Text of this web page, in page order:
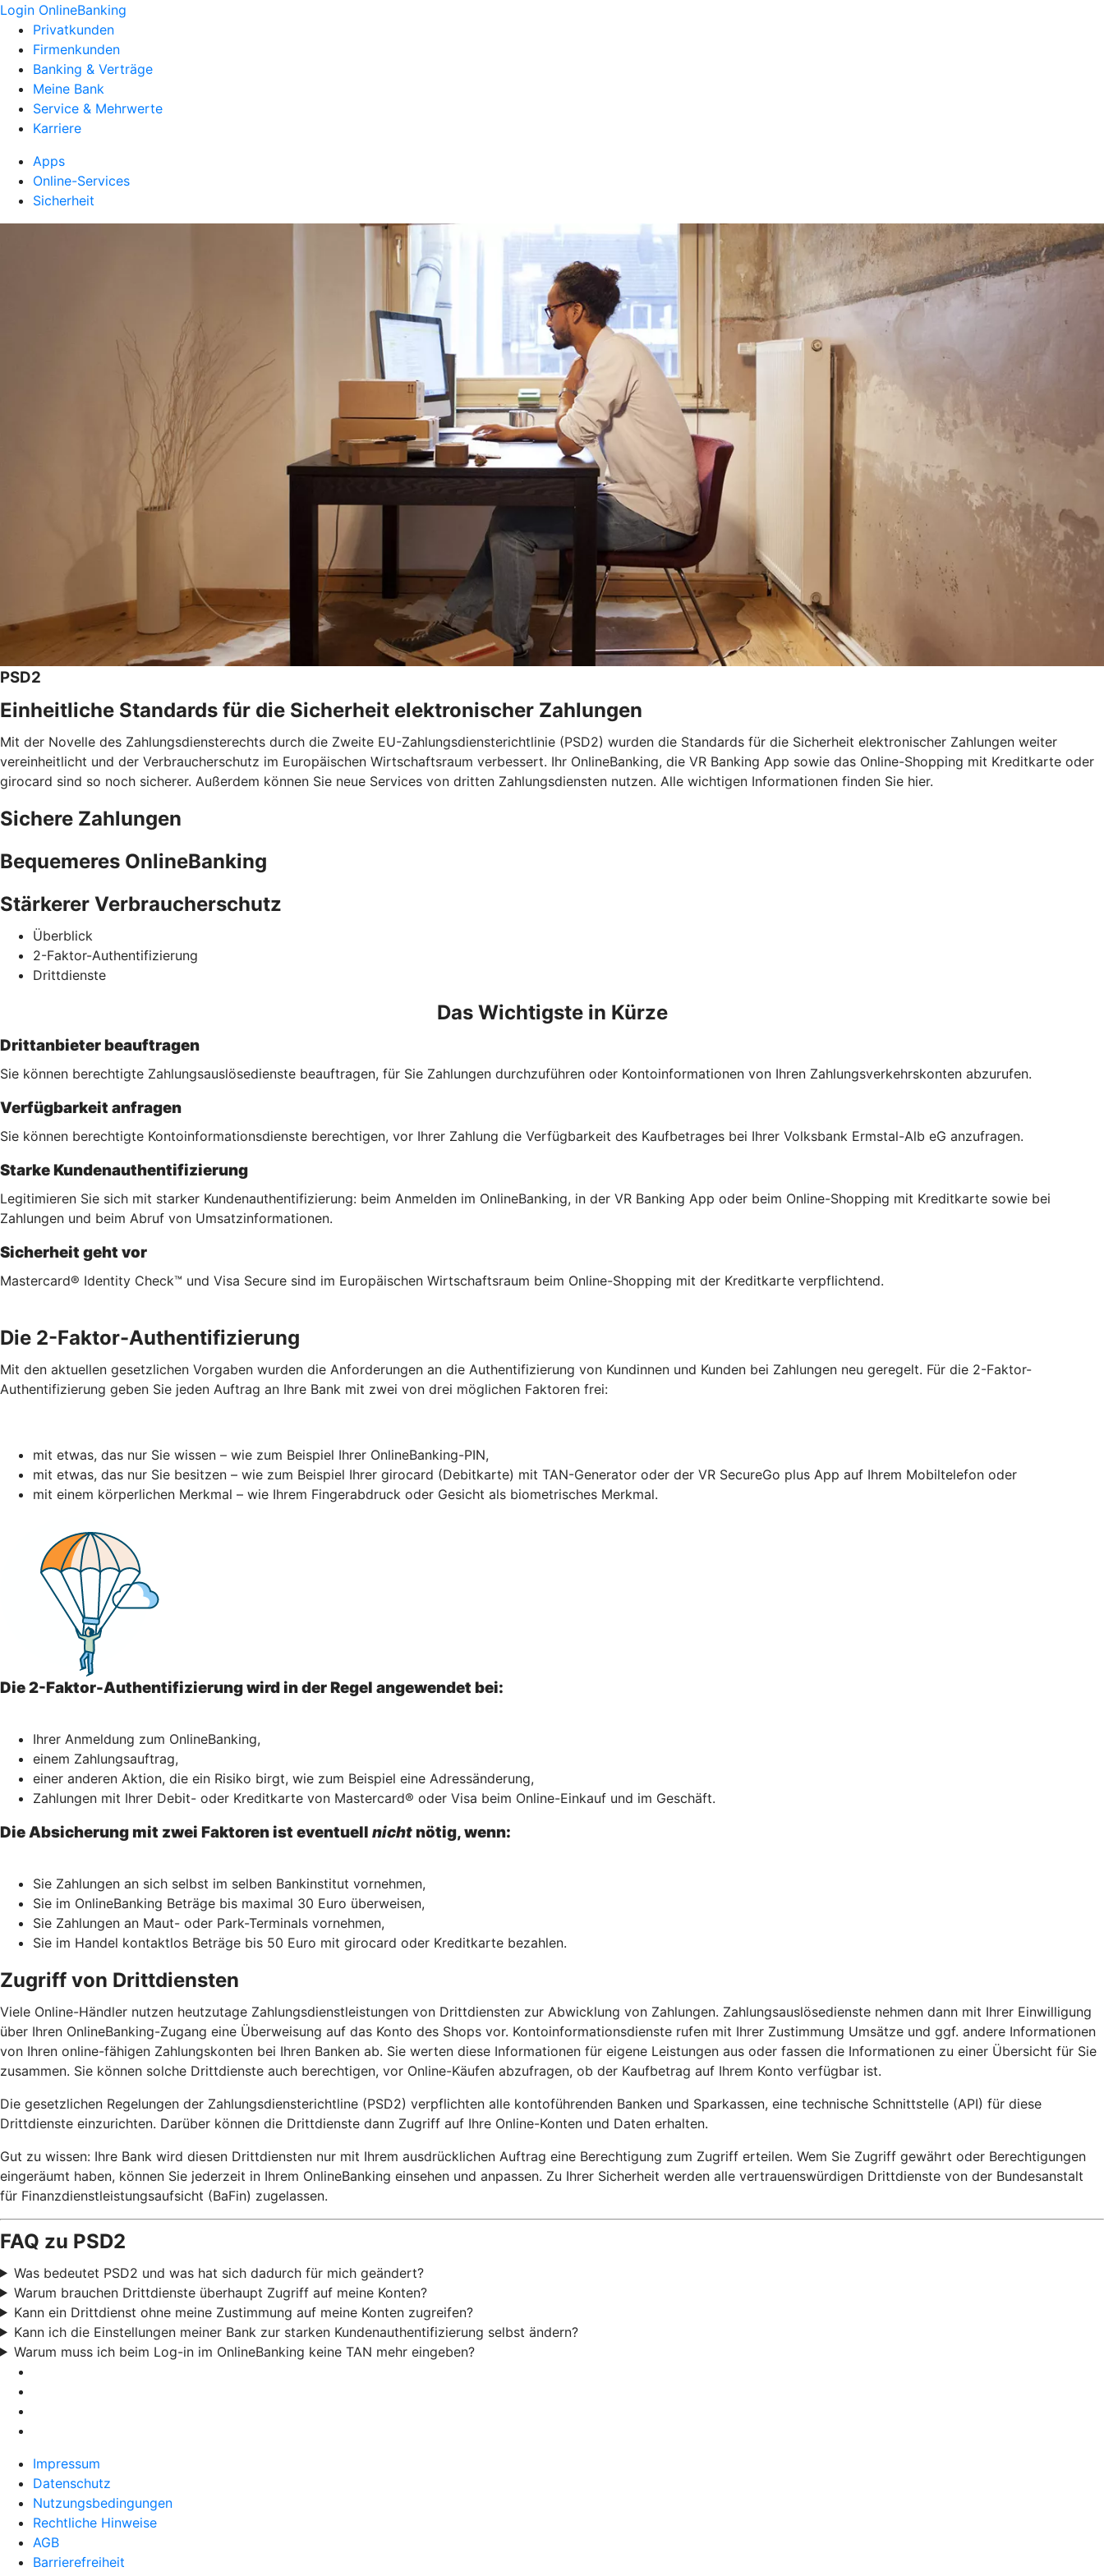
Login OnlineBanking
Privatkunden
Firmenkunden
Banking & Verträge
Meine Bank
Service & Mehrwerte
Karriere
Apps
Online-Services
Sicherheit
PSD2
Einheitliche Standards für die Sicherheit elektronischer Zahlungen
Mit der Novelle des Zahlungsdiensterechts durch die Zweite EU-Zahlungsdiensterichtlinie (PSD2) wurden die Standards für die Sicherheit elektronischer Zahlungen weiter
vereinheitlicht und der Verbraucherschutz im Europäischen Wirtschaftsraum verbessert. Ihr OnlineBanking, die VR Banking App sowie das Online-Shopping mit Kreditkarte oder
girocard sind so noch sicherer. Außerdem können Sie neue Services von dritten Zahlungsdiensten nutzen. Alle wichtigen Informationen finden Sie hier.
Sichere Zahlungen
Bequemeres OnlineBanking
Stärkerer Verbraucherschutz
Überblick
2-Faktor-Authentifizierung
Drittdienste
Das Wichtigste in Kürze
Drittanbieter beauftragen
Sie können berechtigte Zahlungsauslösedienste beauftragen, für Sie Zahlungen durchzuführen oder Kontoinformationen von Ihren Zahlungsverkehrskonten abzurufen.
Verfügbarkeit anfragen
Sie können berechtigte Kontoinformationsdienste berechtigen, vor Ihrer Zahlung die Verfügbarkeit des Kaufbetrages bei Ihrer Volksbank Ermstal-Alb eG anzufragen.
Starke Kundenauthentifizierung
Legitimieren Sie sich mit starker Kundenauthentifizierung: beim Anmelden im OnlineBanking, in der VR Banking App oder beim Online-Shopping mit Kreditkarte sowie bei
Zahlungen und beim Abruf von Umsatzinformationen.
Sicherheit geht vor
Mastercard® Identity Check™ und Visa Secure sind im Europäischen Wirtschaftsraum beim Online-Shopping mit der Kreditkarte verpflichtend.
Die 2-Faktor-Authentifizierung
Mit den aktuellen gesetzlichen Vorgaben wurden die Anforderungen an die Authentifizierung von Kundinnen und Kunden bei Zahlungen neu geregelt. Für die 2-Faktor-
Authentifizierung geben Sie jeden Auftrag an Ihre Bank mit zwei von drei möglichen Faktoren frei:
mit etwas, das nur Sie wissen – wie zum Beispiel Ihrer OnlineBanking-PIN,
mit etwas, das nur Sie besitzen – wie zum Beispiel Ihrer girocard (Debitkarte) mit TAN-Generator oder der VR SecureGo plus App auf Ihrem Mobiltelefon oder
mit einem körperlichen Merkmal – wie Ihrem Fingerabdruck oder Gesicht als biometrisches Merkmal.
Die 2-Faktor-Authentifizierung wird in der Regel angewendet bei:
Ihrer Anmeldung zum OnlineBanking,
einem Zahlungsauftrag,
einer anderen Aktion, die ein Risiko birgt, wie zum Beispiel eine Adressänderung,
Zahlungen mit Ihrer Debit- oder Kreditkarte von Mastercard® oder Visa beim Online-Einkauf und im Geschäft.
Die Absicherung mit zwei Faktoren ist eventuell nicht nötig, wenn:
Sie Zahlungen an sich selbst im selben Bankinstitut vornehmen,
Sie im OnlineBanking Beträge bis maximal 30 Euro überweisen,
Sie Zahlungen an Maut- oder Park-Terminals vornehmen,
Sie im Handel kontaktlos Beträge bis 50 Euro mit girocard oder Kreditkarte bezahlen.
Zugriff von Drittdiensten
Viele Online-Händler nutzen heutzutage Zahlungsdienstleistungen von Drittdiensten zur Abwicklung von Zahlungen. Zahlungsauslösedienste nehmen dann mit Ihrer Einwilligung
über Ihren OnlineBanking-Zugang eine Überweisung auf das Konto des Shops vor. Kontoinformationsdienste rufen mit Ihrer Zustimmung Umsätze und ggf. andere Informationen
von Ihren online-fähigen Zahlungskonten bei Ihren Banken ab. Sie werten diese Informationen für eigene Leistungen aus oder fassen die Informationen zu einer Übersicht für Sie
zusammen. Sie können solche Drittdienste auch berechtigen, vor Online-Käufen abzufragen, ob der Kaufbetrag auf Ihrem Konto verfügbar ist.
Die gesetzlichen Regelungen der Zahlungsdiensterichtline (PSD2) verpflichten alle kontoführenden Banken und Sparkassen, eine technische Schnittstelle (API) für diese
Drittdienste einzurichten. Darüber können die Drittdienste dann Zugriff auf Ihre Online-Konten und Daten erhalten.
Gut zu wissen: Ihre Bank wird diesen Drittdiensten nur mit Ihrem ausdrücklichen Auftrag eine Berechtigung zum Zugriff erteilen. Wem Sie Zugriff gewährt oder Berechtigungen
eingeräumt haben, können Sie jederzeit in Ihrem OnlineBanking einsehen und anpassen. Zu Ihrer Sicherheit werden alle vertrauenswürdigen Drittdienste von der Bundesanstalt
für Finanzdienstleistungsaufsicht (BaFin) zugelassen.
FAQ zu PSD2
Was bedeutet PSD2 und was hat sich dadurch für mich geändert?
Warum brauchen Drittdienste überhaupt Zugriff auf meine Konten?
Kann ein Drittdienst ohne meine Zustimmung auf meine Konten zugreifen?
Kann ich die Einstellungen meiner Bank zur starken Kundenauthentifizierung selbst ändern?
Warum muss ich beim Log-in im OnlineBanking keine TAN mehr eingeben?
Impressum
Datenschutz
Nutzungsbedingungen
Rechtliche Hinweise
AGB
Barrierefreiheit